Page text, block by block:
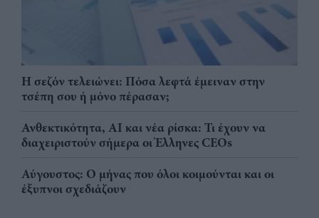
Η σεζόν τελειώνει: Πόσα λεφτά έμειναν στην
τσέπη σου ή μόνο πέρασαν;
Ανθεκτικότητα, AI και νέα ρίσκα: Τι έχουν να
διαχειριστούν σήμερα οι Έλληνες CEOs
Αύγουστος: Ο μήνας που όλοι κοιμούνται και οι
έξυπνοι σχεδιάζουν